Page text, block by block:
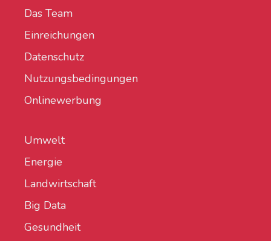
Das Team
Einreichungen
Datenschutz
Nutzungsbedingungen
Onlinewerbung
Umwelt
Energie
Landwirtschaft
Big Data
Gesundheit